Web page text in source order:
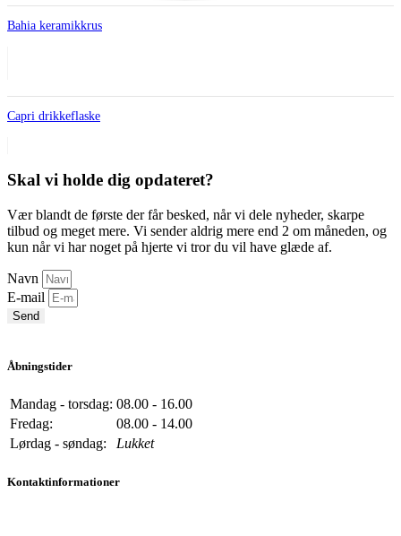
Bahia keramikkrus
Capri drikkeflaske
Skal vi holde dig opdateret?
Vær blandt de første der får besked, når vi dele nyheder, skarpe
tilbud og meget mere. Vi sender aldrig mere end 2 om måneden, og
kun når vi har noget på hjerte vi tror du vil have glæde af.
Navn
E-mail
Send
Åbningstider
Mandag - torsdag: 08.00 - 16.00
Fredag:
08.00 - 14.00
Lørdag - søndag:
Lukket
Kontaktinformationer